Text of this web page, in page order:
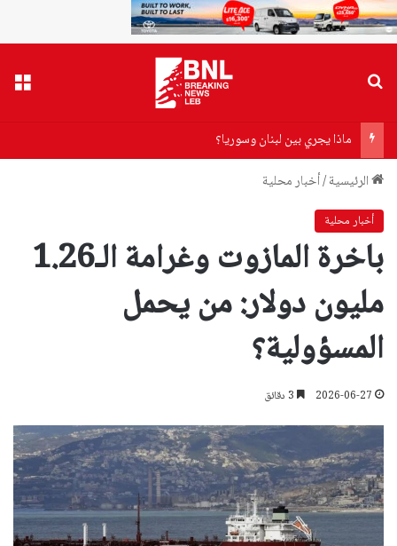
ماذا يجري بين لبنان وسوريا؟
الرئيسية/أخبار محلية
أخبار محلية
باخرة المازوت وغرامة الـ1.26
مليون دولار: من يحمل
المسؤولية؟
2026-06-27